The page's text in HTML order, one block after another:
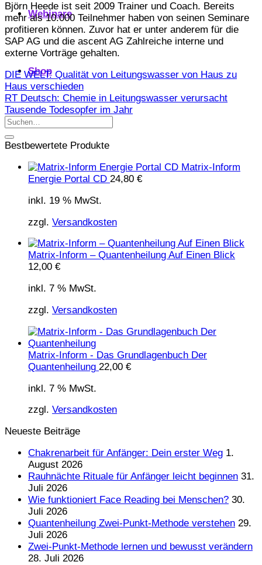
Webinare
Shop
Björn Heede ist seit 2009 Trainer und Coach. Bereits
mehr als 10.000 Teilnehmer haben von seinen Seminare
profitieren können. Zuvor hat er unter anderem für die
SAP AG und die ascent AG Zahlreiche interne und
externe Vorträge gehalten.
DIE WELT: Qualität von Leitungswasser von Haus zu
Haus verschieden
RT Deutsch: Chemie in Leitungswasser verursacht
Tausende Todesopfer im Jahr
Bestbewertete Produkte
Matrix-Inform
Energie Portal CD 24,80 €
inkl. 19 % MwSt.
zzgl. Versandkosten
Matrix-Inform – Quantenheilung Auf Einen Blick
12,00 €
inkl. 7 % MwSt.
zzgl. Versandkosten
Matrix-Inform - Das Grundlagenbuch Der
Quantenheilung 22,00 €
inkl. 7 % MwSt.
zzgl. Versandkosten
Neueste Beiträge
Chakrenarbeit für Anfänger: Dein erster Weg 1.
August 2026
Rauhnächte Rituale für Anfänger leicht beginnen 31.
Juli 2026
Wie funktioniert Face Reading bei Menschen? 30.
Juli 2026
Quantenheilung Zwei-Punkt-Methode verstehen 29.
Juli 2026
Zwei-Punkt-Methode lernen und bewusst verändern
28. Juli 2026